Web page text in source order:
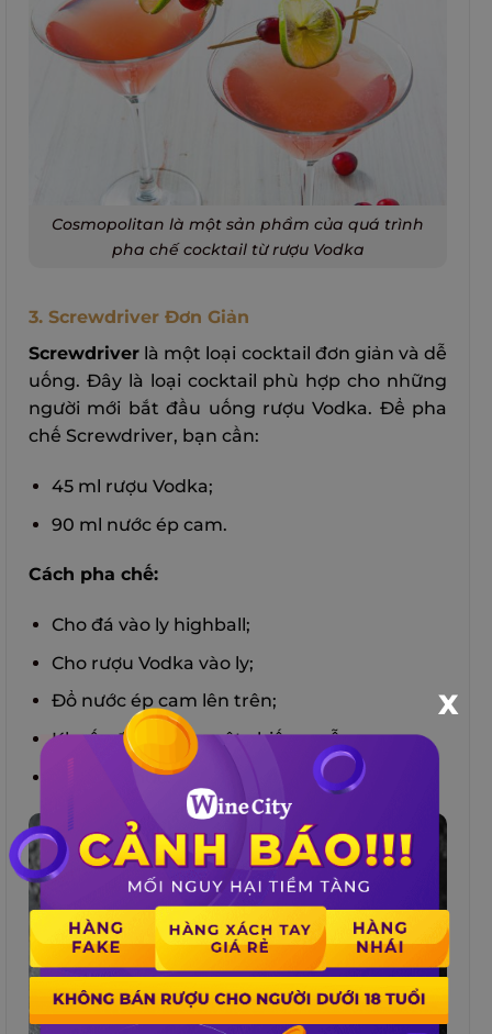
Cosmopolitan là một sản phẩm của quá trình
pha chế cocktail từ rượu Vodka
3. Screwdriver Đơn Giản
Screwdriver là một loại cocktail đơn giản và dễ
uống. Đây là loại cocktail phù hợp cho những
người mới bắt đầu uống rượu Vodka. Để pha
chế Screwdriver, bạn cần:
45 ml rượu Vodka;
90 ml nước ép cam.
Cách pha chế:
Cho đá vào ly highball;
Cho rượu Vodka vào ly;
Đổ nước ép cam lên trên;
Khuấy đều bằng một chiếc muỗng;
Thưởng thức.
X